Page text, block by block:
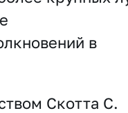
в
Скотта С.